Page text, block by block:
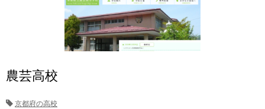
農芸高校
京都府の高校